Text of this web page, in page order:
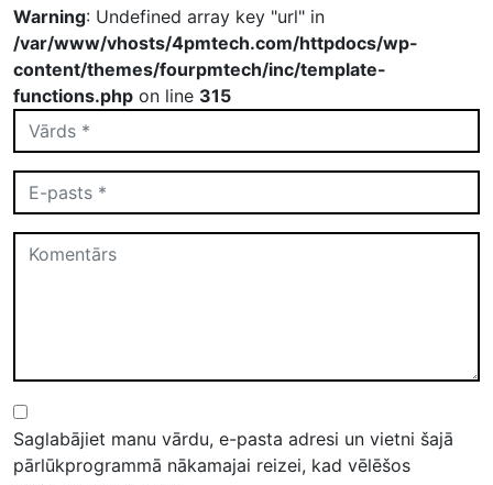
Warning: Undefined array key "url" in
/var/www/vhosts/4pmtech.com/httpdocs/wp-
content/themes/fourpmtech/inc/template-
functions.php on line 315
Saglabājiet manu vārdu, e-pasta adresi un vietni šajā
pārlūkprogrammā nākamajai reizei, kad vēlēšos